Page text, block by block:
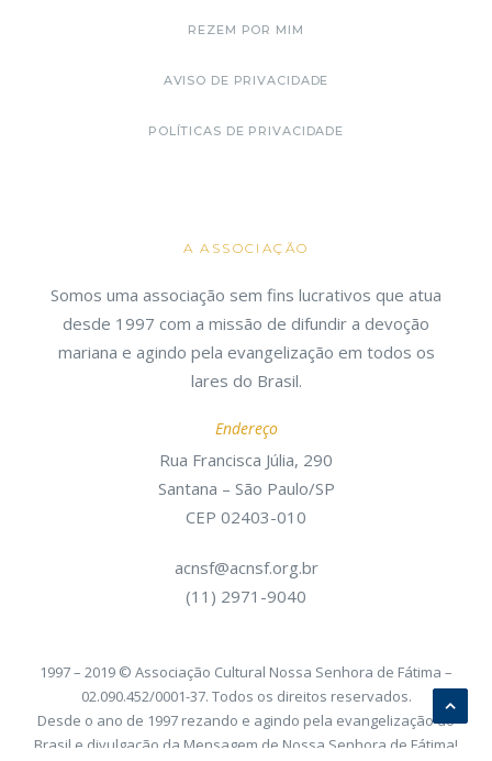
REZEM POR MIM
AVISO DE PRIVACIDADE
POLÍTICAS DE PRIVACIDADE
A ASSOCIAÇÃO
Somos uma associação sem fins lucrativos que atua
desde 1997 com a missão de difundir a devoção
mariana e agindo pela evangelização em todos os
lares do Brasil.
Endereço
Rua Francisca Júlia, 290
Santana – São Paulo/SP
CEP 02403-010
acnsf@acnsf.org.br
(11) 2971-9040
1997 – 2019 © Associação Cultural Nossa Senhora de Fátima –
02.090.452/0001-37. Todos os direitos reservados.
Desde o ano de 1997 rezando e agindo pela evangelização do
Brasil e divulgação da Mensagem de Nossa Senhora de Fátima!